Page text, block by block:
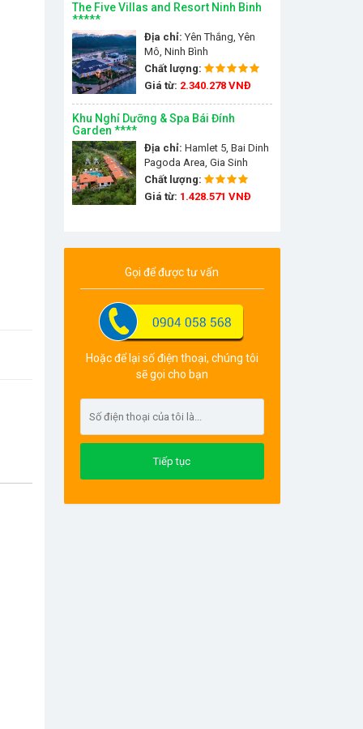
The Five Villas and Resort Ninh Binh
*****
Địa chỉ:Yên Thắng, Yên
Mô, Ninh Bình
Chất lượng:
Giá từ: 2.340.278 VNĐ
Khu Nghỉ Dưỡng & Spa Bái Đính
Garden ****
Địa chỉ: Hamlet 5, Bai Dinh
Pagoda Area, Gia Sinh
commune, Gia Vien district,
Ninh Binh Province, Huyện
Chất lượng:
Giá từ: 1.428.571 VNĐ
Gọi để được tư vấn
Hoặc để lại số điện thoại, chúng tôi
sẽ gọi cho bạn